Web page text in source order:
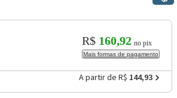
R$ 160,92 no pix
Mais formas de pagamento
A partir de R$ 144,93